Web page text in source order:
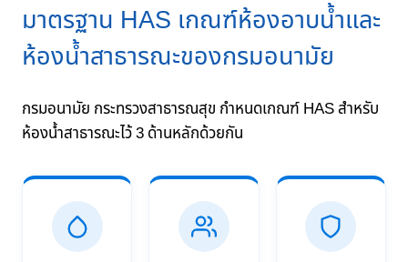
มาตรฐาน HAS เกณฑ์ห้องอาบน้ำและ
ห้องน้ำสาธารณะของกรมอนามัย
กรมอนามัย กระทรวงสาธารณสุข กำหนดเกณฑ์ HAS สำหรับ
ห้องน้ำสาธารณะไว้ 3 ด้านหลักด้วยกัน